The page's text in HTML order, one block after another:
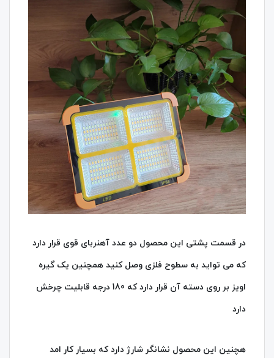
در قسمت پشتی این محصول دو عدد آهنربای قوی قرار دارد
که می تواید به سطوح فلزی وصل کنید همچنین یک گیره
اویز بر روی دسته آن قرار دارد که 180 درجه قابلیت چرخش
دارد
هچنین این محصول نشانگر شارژ دارد که بسیار کار امد